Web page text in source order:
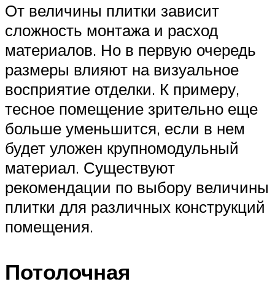
От величины плитки зависит
сложность монтажа и расход
материалов. Но в первую очередь
размеры влияют на визуальное
восприятие отделки. К примеру,
тесное помещение зрительно еще
больше уменьшится, если в нем
будет уложен крупномодульный
материал. Существуют
рекомендации по выбору величины
плитки для различных конструкций
помещения.
Потолочная